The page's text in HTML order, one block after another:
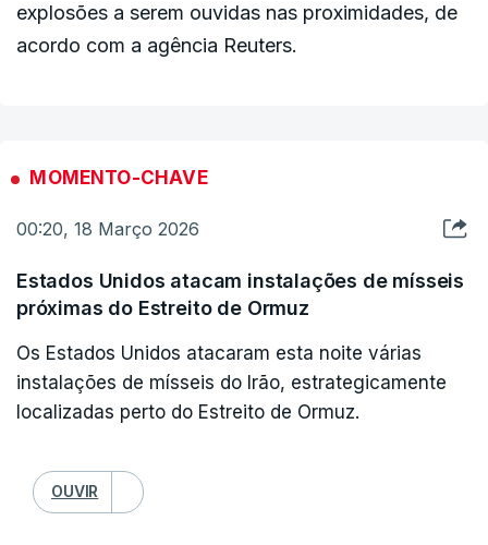
explosões a serem ouvidas nas proximidades, de
acordo com a agência Reuters.
MOMENTO-CHAVE
00:20, 18 Março 2026
Estados Unidos atacam instalações de mísseis
próximas do Estreito de Ormuz
Os Estados Unidos atacaram esta noite várias
instalações de mísseis do Irão, estrategicamente
localizadas perto do Estreito de Ormuz.
OUVIR